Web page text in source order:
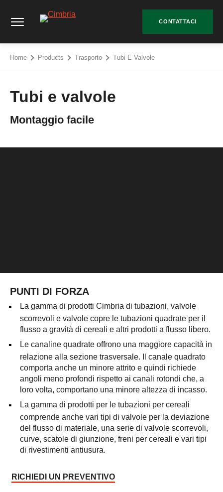
contenuto
CONTATTACI
Home Products Trasporto Tubi E Valvole
Tubi e valvole
Montaggio facile
PUNTI DI FORZA
La gamma di prodotti Cimbria di tubazioni, valvole
scorrevoli e valvole copre le tubazioni quadrate per il
flusso a gravità di cereali e altri prodotti a flusso libero.
Le canaline quadrate offrono una maggiore capacità in
relazione alla sezione trasversale. Il canale quadrato
comporta anche un minore attrito e quindi richiede
angoli meno profondi rispetto ai canali rotondi che, a
loro volta, comportano una minore altezza di incasso.
La gamma di prodotti per le tubazioni per cereali
comprende anche vari tipi di valvole per la deviazione
del flusso di materiale, una serie di valvole scorrevoli,
curve, scatole di giunzione, freni per cereali e vari tipi
di rivestimenti antiusura.
RICHIEDI UN PREVENTIVO